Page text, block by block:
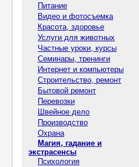
Питание
Видео и фотосъемка
Красота, здоровье
Услуги для животных
Частные уроки, курсы
Семинары, тренинги
Интернет и компьютеры
Строительство, ремонт
Бытовой ремонт
Перевозки
Швейное дело
Производство
Охрана
Магия, гадание и
экстрасенсы
Психология